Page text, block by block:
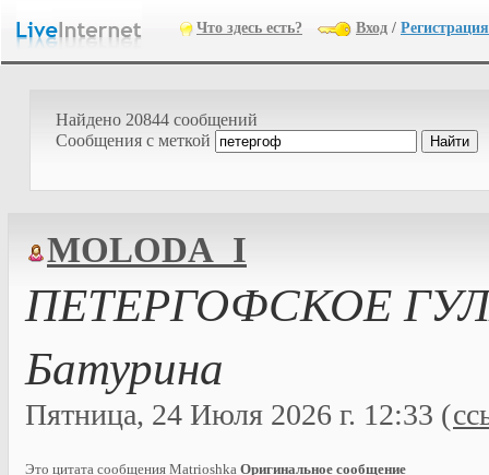
Что здесь есть? Вход / Регистрация
Найдено 20844 сообщений
Cообщения с меткой
MOLODA_I
ПЕТЕРГОФСКОЕ
Батурина
Пятница, 24 Июля 2026 г. 12:33 (
Это цитата сообщения Matrioshka Оригинальное сообщение